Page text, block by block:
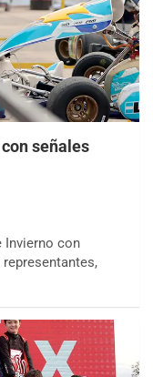
señales
Invierno con